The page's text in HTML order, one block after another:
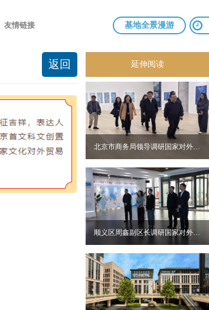
友情链接 基地全景漫游
返回 延伸阅读
北京市商务局领导调研国家对外文化贸易基地（北京）
顺义区周鑫副区长调研国家对外文化贸易基地（北京）